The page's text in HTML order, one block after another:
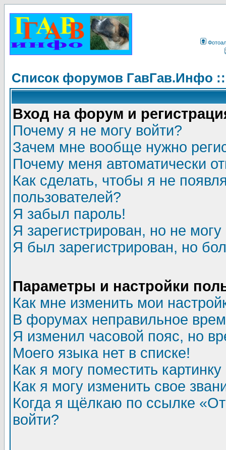
Список форумов ГавГав.Инфо
Вход на форум и
Почему я не могу войти?
Зачем мне вообще нужно
Почему меня автоматически
Как сделать, чтобы я не
пользователей?
Я забыл пароль!
Я зарегистрирован, но не могу
Я был зарегистрирован, но
Параметры и настройки
Как мне изменить мои
В форумах неправильное
Я изменил часовой пояс, но
Моего языка нет в списке!
Как я могу поместить
Как я могу изменить свое
Когда я щёлкаю по ссылке
войти?